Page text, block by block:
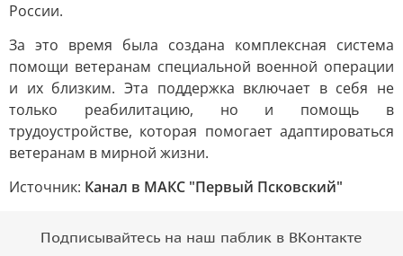
России.
За это время была создана комплексная система
помощи ветеранам специальной военной операции
и их близким. Эта поддержка включает в себя не
только реабилитацию, но и помощь в
трудоустройстве, которая помогает адаптироваться
ветеранам в мирной жизни.
Источник: Канал в МАКС "Первый Псковский"
Подписывайтесь на наш паблик в ВКонтакте